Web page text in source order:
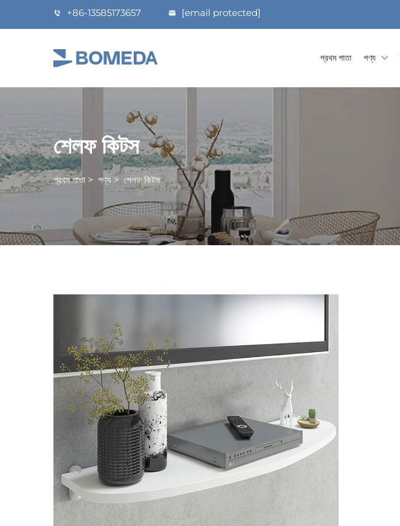
+86-13585173657 [email protected]
প্রথম পাতা পণ্য
শেলফ কিটস
প্রথম পাতা > পণ্য > শেলফ কিটস